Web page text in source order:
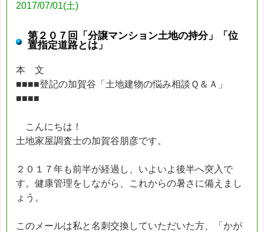
2017/07/01(土)
第２０７回「分譲マンション土地の持分」「位
置指定道路とは」
本 文
■■■■登記の加賀谷「土地建物の悩み相談Ｑ＆Ａ」
■■■■
こんにちは！
土地家屋調査士の加賀谷朋彦です。
２０１７年も前半が経過し、いよいよ後半へ突入で
す。健康管理をしながら、これからの暑さに備えまし
ょう。
このメールは私と名刺交換していただいた方、「かが